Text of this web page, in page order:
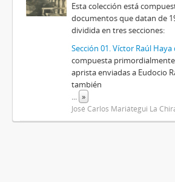
Esta colección está
documentos que datan de
dividida en tres secciones:
Sección 01. Víctor Raúl Haya
compuesta
aprista enviadas a Eudocio
también
... »
José Carlos Mariátegui La